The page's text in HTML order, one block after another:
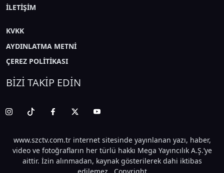
İLETİŞİM
KVKK
AYDINLATMA METNİ
ÇEREZ POLİTİKASI
BİZİ TAKİP EDİN
www.szctv.com.tr internet sitesinde yayınlanan yazı, haber,
video ve fotoğrafların her türlü hakkı Mega Yayıncılık A.Ş.’ye
aittir. İzin alınmadan, kaynak gösterilerek dahi iktibas